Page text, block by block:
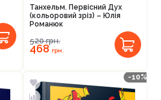
Танхельм. Первісний Дух
(кольоровий зріз) – Юлія
Романюк
520грн.
468 грн.
-10%